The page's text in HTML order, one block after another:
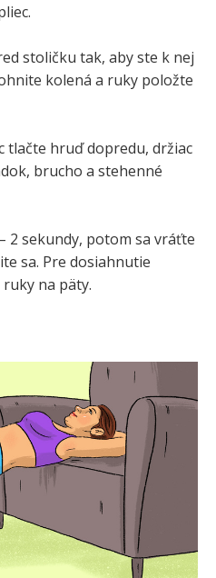
stoličku tak, aby ste k nej
kolená a ruky položte
tlačte hruď dopredu, držiac
brucho a stehenné
2 sekundy, potom sa vráťte
sa. Pre dosiahnutie
na päty.